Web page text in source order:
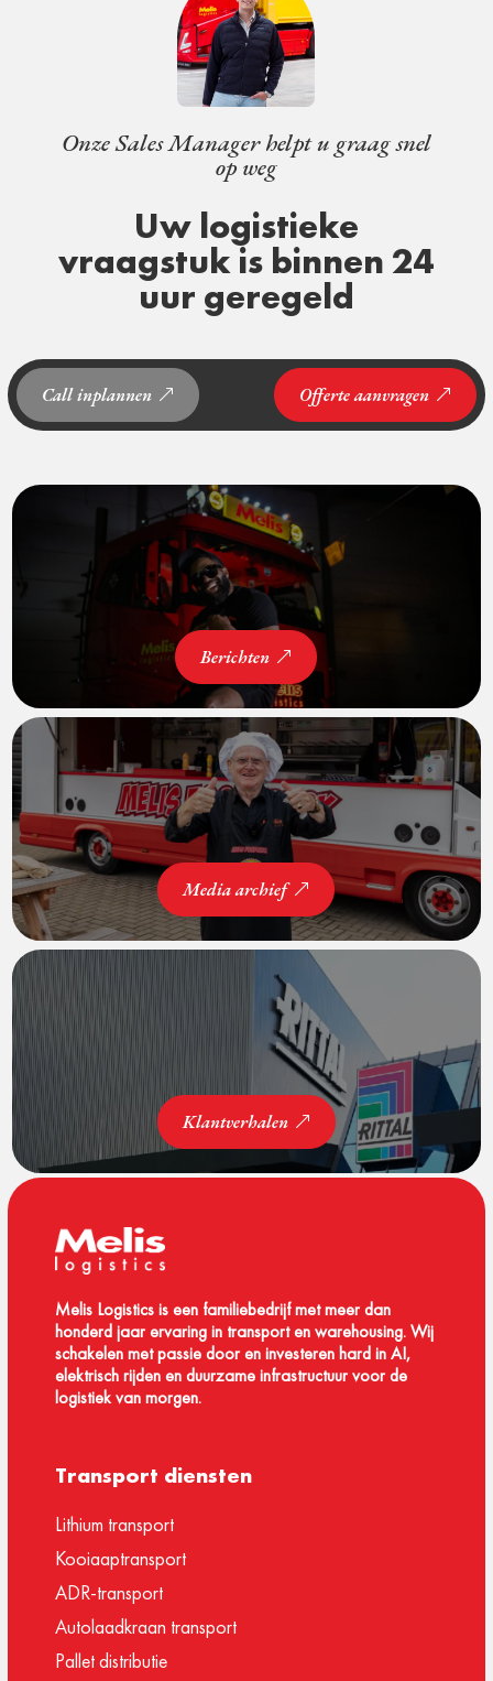
Onze Sales Manager helpt u graag snel
op weg
Uw logistieke
vraagstuk is binnen 24
uur geregeld
Call inplannen Offerte aanvragen
Berichten
Media archief
Klantverhalen
Melis Logistics is een familiebedrijf met meer dan
honderd jaar ervaring in transport en warehousing. Wij
schakelen met passie door en investeren hard in AI,
elektrisch rijden en duurzame infrastructuur voor de
logistiek van morgen.
Transport diensten
Lithium transport
Kooiaaptransport
ADR-transport
Autolaadkraan transport
Pallet distributie